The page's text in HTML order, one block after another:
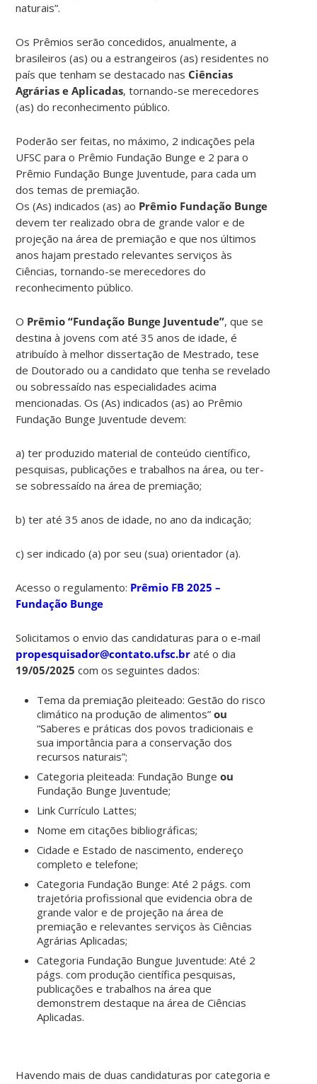
naturais”.
Os Prêmios serão concedidos, anualmente, a
brasileiros (as) ou a estrangeiros (as) residentes no
país que tenham se destacado nas Ciências
Agrárias e Aplicadas, tornando-se merecedores
(as) do reconhecimento público.
Poderão ser feitas, no máximo, 2 indicações pela
UFSC para o Prêmio Fundação Bunge e 2 para o
Prêmio Fundação Bunge Juventude, para cada um
dos temas de premiação.
Os (As) indicados (as) ao Prêmio Fundação Bunge
devem ter realizado obra de grande valor e de
projeção na área de premiação e que nos últimos
anos hajam prestado relevantes serviços às
Ciências, tornando-se merecedores do
reconhecimento público.
O Prêmio “Fundação Bunge Juventude”, que se
destina à jovens com até 35 anos de idade, é
atribuído à melhor dissertação de Mestrado, tese
de Doutorado ou a candidato que tenha se revelado
ou sobressaído nas especialidades acima
mencionadas. Os (As) indicados (as) ao Prêmio
Fundação Bunge Juventude devem:
a) ter produzido material de conteúdo científico,
pesquisas, publicações e trabalhos na área, ou ter-
se sobressaído na área de premiação;
b) ter até 35 anos de idade, no ano da indicação;
c) ser indicado (a) por seu (sua) orientador (a).
Acesso o regulamento: Prêmio FB 2025 –
Fundação Bunge
Solicitamos o envio das candidaturas para o e-mail
propesquisador@contato.ufsc.br até o dia
19/05/2025 com os seguintes dados:
Tema da premiação pleiteado: Gestão do risco
climático na produção de alimentos”ou
“Saberes e práticas dos povos tradicionais e
sua importância para a conservação dos
recursos naturais”;
Categoria pleiteada: Fundação Bungeou
Fundação Bunge Juventude;
Link Currículo Lattes;
Nome em citações bibliográficas;
Cidade e Estado de nascimento, endereço
completo e telefone;
Categoria Fundação Bunge: Até 2 págs. com
trajetória profissional que evidencia obra de
grande valor e de projeção na área de
premiação e relevantes serviços às Ciências
Agrárias Aplicadas;
Categoria Fundação Bungue Juventude: Até 2
págs. com produção científica pesquisas,
publicações e trabalhos na área que
demonstrem destaque na área de Ciências
Aplicadas.
Havendo mais de duas candidaturas por categoria e